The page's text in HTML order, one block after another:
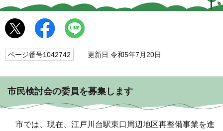
ページ番号1042742 更新日 令和5年7月20日
市民検討会の委員を募集します
市では、現在、江戸川台駅東口周辺地区再整備事業を進